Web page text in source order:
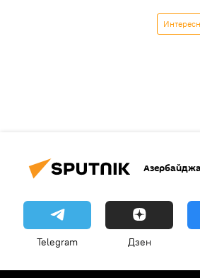
Telegram Дзен